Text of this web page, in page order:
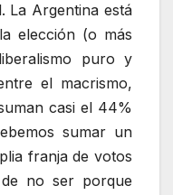
La Argentina está
elección (o más
puro y
el macrismo,
casi el 44%
sumar un
franja de votos
no ser porque